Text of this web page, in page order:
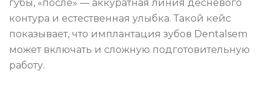
губы, «после» — аккуратная линия десневого
контура и естественная улыбка. Такой кейс
показывает, что имплантация зубов Dentalsem
может включать и сложную подготовительную
работу.